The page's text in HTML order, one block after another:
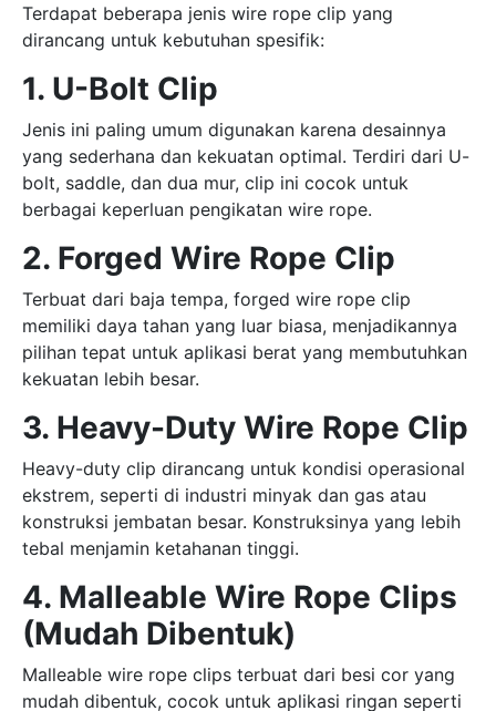
Terdapat beberapa jenis wire rope clip yang
dirancang untuk kebutuhan spesifik:
1. U-Bolt Clip
Jenis ini paling umum digunakan karena desainnya
yang sederhana dan kekuatan optimal. Terdiri dari U-
bolt, saddle, dan dua mur, clip ini cocok untuk
berbagai keperluan pengikatan wire rope.
2. Forged Wire Rope Clip
Terbuat dari baja tempa, forged wire rope clip
memiliki daya tahan yang luar biasa, menjadikannya
pilihan tepat untuk aplikasi berat yang membutuhkan
kekuatan lebih besar.
3. Heavy-Duty Wire Rope Clip
Heavy-duty clip dirancang untuk kondisi operasional
ekstrem, seperti di industri minyak dan gas atau
konstruksi jembatan besar. Konstruksinya yang lebih
tebal menjamin ketahanan tinggi.
4. Malleable Wire Rope Clips
(Mudah Dibentuk)
Malleable wire rope clips terbuat dari besi cor yang
mudah dibentuk, cocok untuk aplikasi ringan seperti